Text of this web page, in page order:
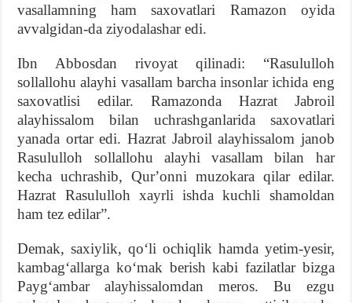
vasallamning ham saxovatlari Ramazon oyida
avvalgidan-da ziyodalashar edi.
Ibn Abbosdan rivoyat qilinadi: “Rasululloh
sollallohu alayhi vasallam barcha insonlar ichida eng
saxovatlisi edilar. Ramazonda Hazrat Jabroil
alayhissalom bilan uchrashganlarida saxovatlari
yanada ortar edi. Hazrat Jabroil alayhissalom janob
Rasululloh sollallohu alayhi vasallam bilan har
kecha uchrashib, Qurʼonni muzokara qilar edilar.
Hazrat Rasululloh xayrli ishda kuchli shamoldan
ham tez edilar”.
Demak, saxiylik, qoʻli ochiqlik hamda yetim-yesir,
kambagʻallarga koʻmak berish kabi fazilatlar bizga
Paygʻambar alayhissalomdan meros. Bu ezgu